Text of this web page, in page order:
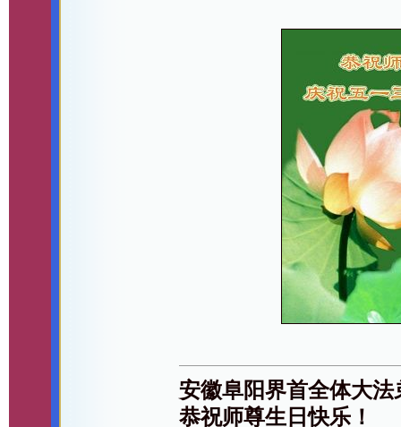
安徽阜阳界首全体大
恭祝师尊生日快乐！